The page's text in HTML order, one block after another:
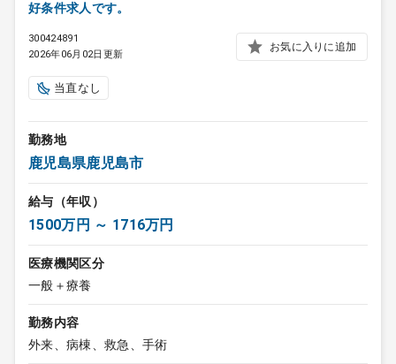
好条件求人です。
300424891
2026年06月02日更新
お気に入りに追加
当直なし
勤務地
鹿児島県鹿児島市
給与（年収）
1500万円 ～ 1716万円
医療機関区分
一般＋療養
勤務内容
外来、病棟、救急、手術